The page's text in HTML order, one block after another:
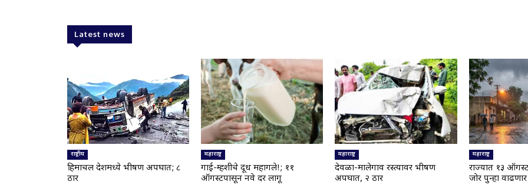
Latest news
राष्ट्रीय
हिमाचल प्रदेशमध्ये भीषण अपघात; ८
ठार
महाराष्ट्र
गाई-म्हशीचे दूध महागले!; ११
ऑगस्टपासून नवे दर लागू
महाराष्ट्र
देवळा-मालेगाव रस्त्यावर भीषण
अपघात, २ ठार
महाराष्ट्र
राज्यात १३
जोर पुन्हा वाढणार